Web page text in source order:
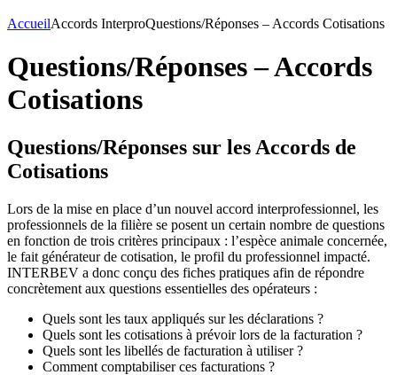
AccueilAccords InterproQuestions/Réponses – Accords Cotisations
Questions/Réponses – Accords
Cotisations
Questions/Réponses sur les Accords de
Cotisations
Lors de la mise en place d’un nouvel accord interprofessionnel, les
professionnels de la filière se posent un certain nombre de questions
en fonction de trois critères principaux : l’espèce animale concernée,
le fait générateur de cotisation, le profil du professionnel impacté.
INTERBEV a donc conçu des fiches pratiques afin de répondre
concrètement aux questions essentielles des opérateurs :
Quels sont les taux appliqués sur les déclarations ?
Quels sont les cotisations à prévoir lors de la facturation ?
Quels sont les libellés de facturation à utiliser ?
Comment comptabiliser ces facturations ?